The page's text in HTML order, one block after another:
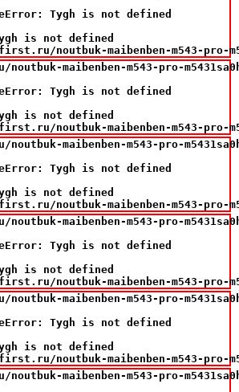
Tygh is not defined
is not defined
noutbuk-maibenben-m543-
maibenben-m543-pro-
Tygh is not defined
is not defined
noutbuk-maibenben-m543-
maibenben-m543-pro-
Tygh is not defined
is not defined
noutbuk-maibenben-m543-
maibenben-m543-pro-
Tygh is not defined
is not defined
noutbuk-maibenben-m543-
maibenben-m543-pro-
Tygh is not defined
is not defined
noutbuk-maibenben-m543-
maibenben-m543-pro-